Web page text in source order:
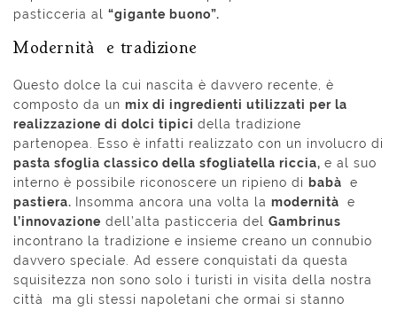
pasticceria al “gigante buono”.
Modernità e tradizione
Questo dolce la cui nascita è davvero recente, è
composto da un mix di ingredienti utilizzati per la
realizzazione di dolci tipici della tradizione
partenopea. Esso è infatti realizzato con un involucro di
pasta sfoglia classico della sfogliatella riccia, e al suo
interno è possibile riconoscere un ripieno di babà
e
pastiera.
Insomma ancora una volta la modernità
e
l’innovazione dell’alta pasticceria del Gambrinus
incontrano la tradizione e insieme creano un connubio
davvero speciale. Ad essere conquistati da questa
squisitezza non sono solo i turisti in visita della nostra
città ma gli stessi napoletani che ormai si stanno